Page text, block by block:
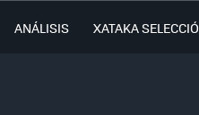
ANÁLISIS XATAKA